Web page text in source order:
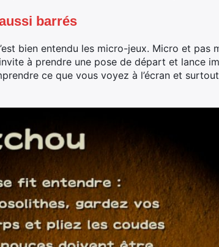
barrés
bien entendu les micro-jeux. Micro et pas
à prendre une pose de départ et lance
ce que vous voyez à l’écran et